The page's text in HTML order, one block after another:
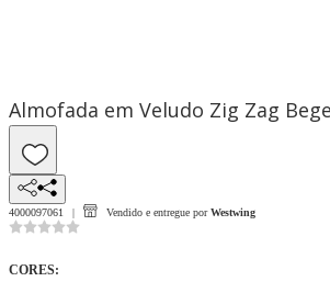
Almofada em Veludo Zig Zag
4000097061 Vendido e entregue por Westwing
CORES: